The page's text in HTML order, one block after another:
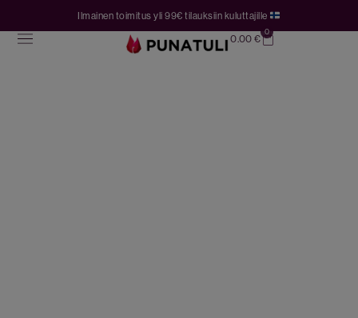
Ilmainen toimitus yli 99€ tilauksiin kuluttajille
0.00€
0